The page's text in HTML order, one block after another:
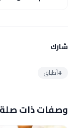
شارك
#أطباق
وصفات ذات صلة